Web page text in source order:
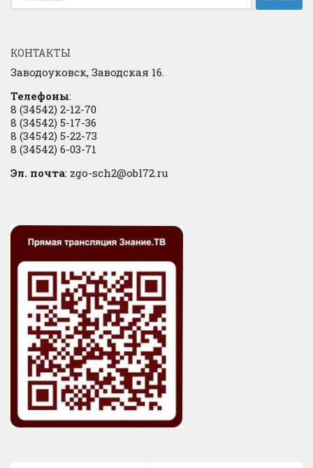
КОНТАКТЫ
Заводоуковск, Заводская 16.
Телефоны:
8 (34542) 2-12-70
8 (34542) 5-17-36
8 (34542) 5-22-73
8 (34542) 6-03-71
Эл. почта: zgo-sch2@obl72.ru